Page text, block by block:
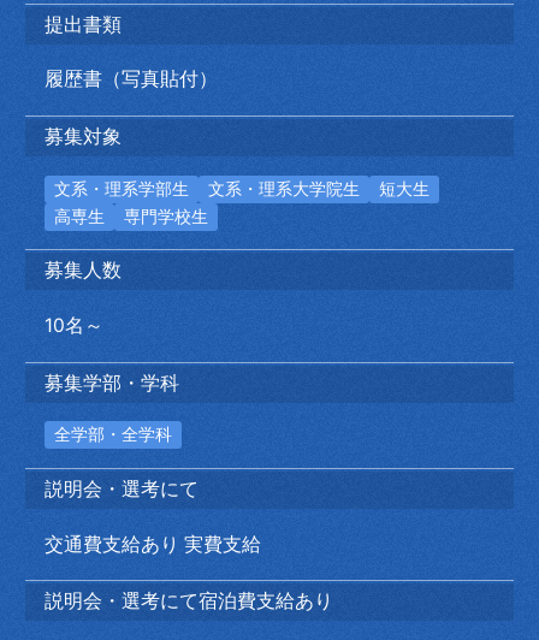
提出書類
履歴書（写真貼付）
募集対象
文系・理系学部生 文系・理系大学院生
短大生
高専生
専門学校生
募集人数
10名～
募集学部・学科
全学部・全学科
説明会・選考にて
交通費支給あり 実費支給
説明会・選考にて宿泊費支給あり